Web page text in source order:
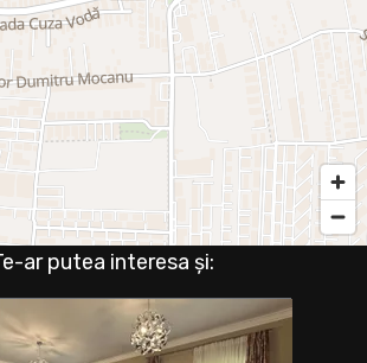
ar putea interesa și: